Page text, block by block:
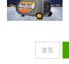
首页